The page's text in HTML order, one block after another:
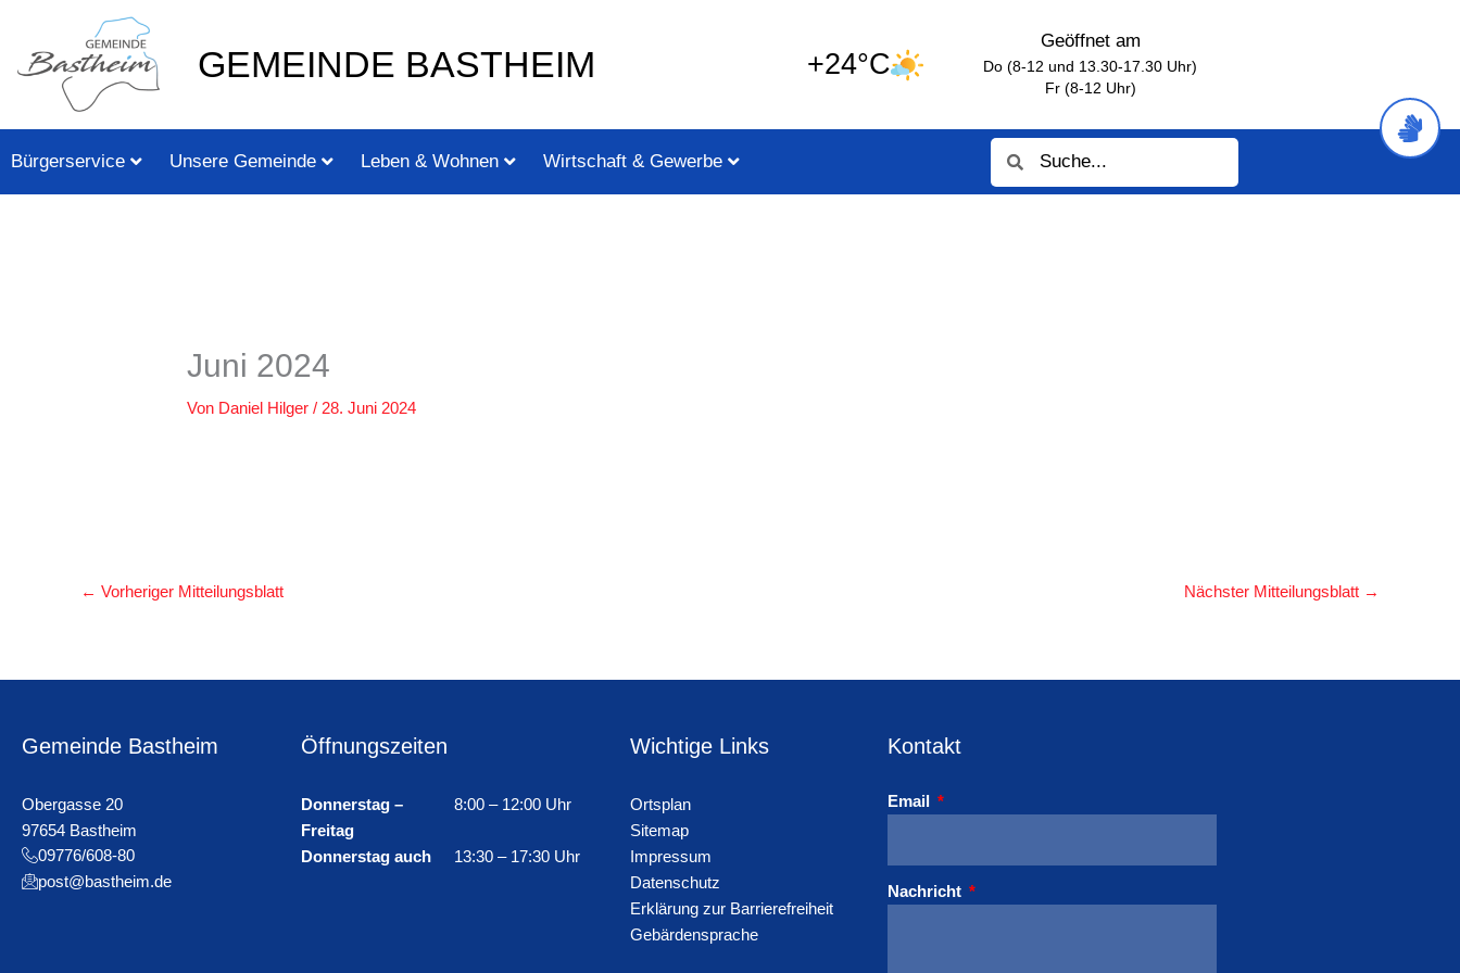
springen
GEMEINDE BASTHEIM +24°C
Geöffnet am
Do (8-12 und 13.30-17.30 Uhr)
Fr (8-12 Uhr)
Bürgerservice Unsere Gemeinde Leben & Wohnen Wirtschaft & Gewerbe
Juni 2024
Von Daniel Hilger/28. Juni 2024
← Vorheriger Mitteilungsblatt Nächster Mitteilungsblatt →
Gemeinde Bastheim
Obergasse 20
97654 Bastheim
09776/608-80
post@bastheim.de
Öffnungszeiten
Donnerstag –
Freitag
8:00 – 12:00 Uhr
Donnerstag auch 13:30 – 17:30 Uhr
Wichtige Links
Ortsplan
Sitemap
Impressum
Datenschutz
Erklärung zur Barrierefreiheit
Gebärdensprache
Kontakt
Email
Nachricht